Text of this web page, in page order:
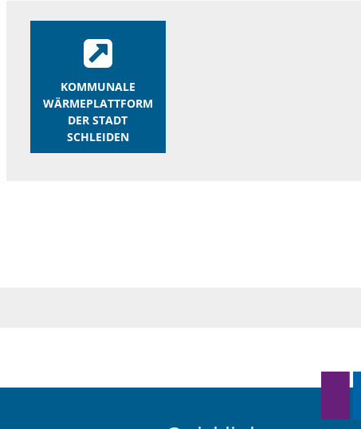
KOMMUNALE
WÄRMEPLATTFORM
DER STADT
SCHLEIDEN